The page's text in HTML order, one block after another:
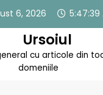
6, 2026 5:47:40
Ursoiul
cu articole din
domeniile